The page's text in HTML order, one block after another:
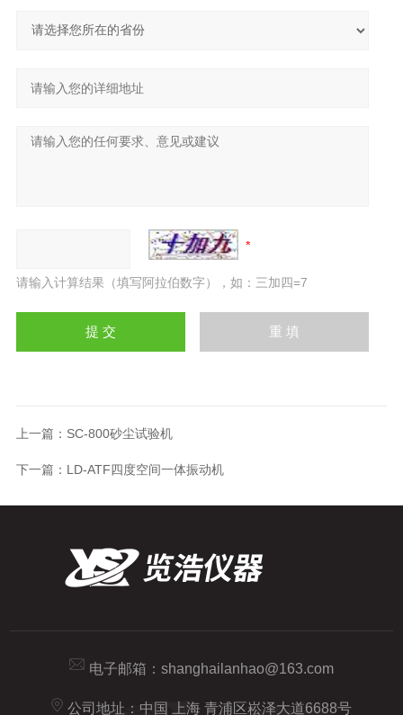
请输入计算结果（填写阿拉伯数字），如：三加四=7
上一篇： SC-800砂尘试验机
下一篇： LD-ATF四度空间一体振动机
电子邮箱： shanghailanhao@163.com
公司地址：中国 上海 青浦区崧泽大道6688号